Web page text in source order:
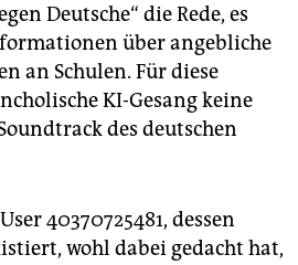
Deutsche“ die Rede, es
über angebliche
an Schulen. Für diese
KI-Gesang keine
des deutschen
40370725481, dessen
wohl dabei gedacht hat,